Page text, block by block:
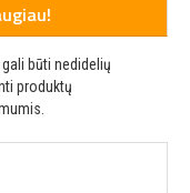
būti nedidelių
produktų